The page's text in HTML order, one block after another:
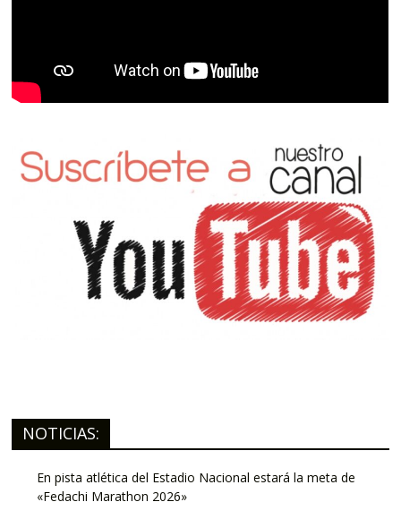
NOTICIAS:
En pista atlética del Estadio Nacional estará la meta de
«Fedachi Marathon 2026»